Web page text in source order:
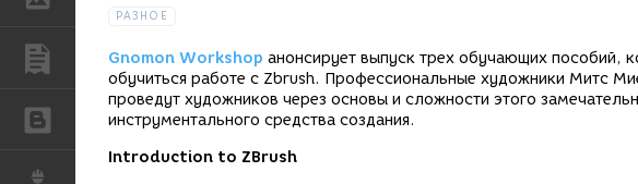
ПУБЛИКАЦИИ
БЛОГИ
РАЗНОЕ
Gnomon Workshop анонсирует выпуск трех обучающих пособий,
обучиться работе с Zbrush. Профессиональные художники Митс
проведут художников через основы и сложности этого
инструментального средства создания.
Introduction to ZBrush